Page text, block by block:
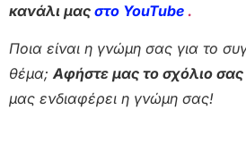
κανάλι μας στο YouTube .
Ποια είναι η γνώμη σας για το
θέμα;Αφήστε μας το σχόλιο
μας ενδιαφέρει η γνώμη σας!